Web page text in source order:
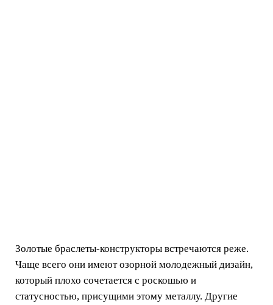
Золотые браслеты-конструкторы встречаются реже.
Чаще всего они имеют озорной молодежный дизайн,
который плохо сочетается с роскошью и
статусностью, присущими этому металлу. Другие